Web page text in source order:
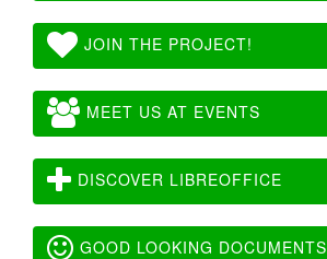
JOIN THE PROJECT!
MEET US AT EVENTS
DISCOVER LIBREOFFICE
GOOD LOOKING DOCUMENTS